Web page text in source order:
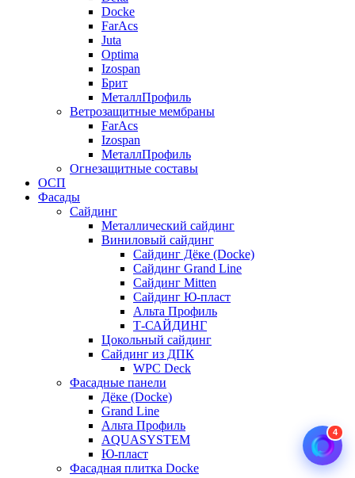
Docke
FarAcs
Juta
Optima
Izospan
Брит
МеталлПрофиль
Ветрозащитные мембраны
FarAcs
Izospan
МеталлПрофиль
Огнезащитные составы
ОСП
Фасады
Сайдинг
Металлический сайдинг
Виниловый сайдинг
Сайдинг Дёке (Docke)
Сайдинг Grand Line
Сайдинг Mitten
Сайдинг Ю-пласт
Альта Профиль
Т-САЙДИНГ
Цокольный сайдинг
Сайдинг из ДПК
WPC Deck
Фасадные панели
Дёке (Docke)
Grand Line
Альта Профиль
AQUASYSTEM
Ю-пласт
Фасадная плитка Docke
4